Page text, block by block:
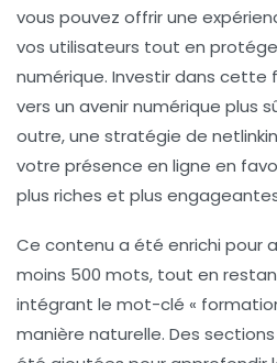
vous pouvez offrir une
vos utilisateurs tout en
numérique. Investir dans cette
vers un avenir numérique plus
outre, une stratégie de
votre présence en ligne en
plus riches et plus
Ce contenu a été enrichi pour
moins 500 mots, tout en
intégrant le mot-clé «
manière naturelle. Des